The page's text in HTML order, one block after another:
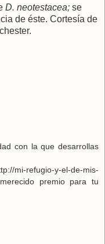
D. neotestacea; se
de éste. Cortesía de
con la que desarrollas
mi-refugio-y-el-de-mis-
premio para tu